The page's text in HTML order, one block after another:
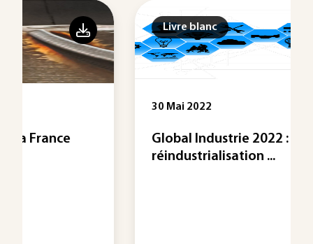
Livre blanc
Global Industrie 2022 : la
réindustrialisation ...